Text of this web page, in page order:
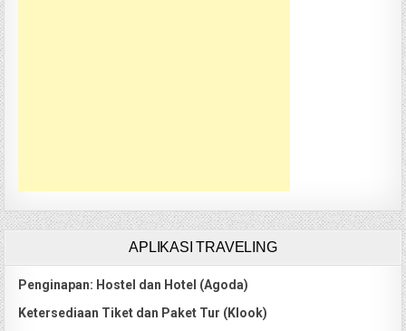
APLIKASI TRAVELING
Penginapan: Hostel dan Hotel (Agoda)
Ketersediaan Tiket dan Paket Tur (Klook)